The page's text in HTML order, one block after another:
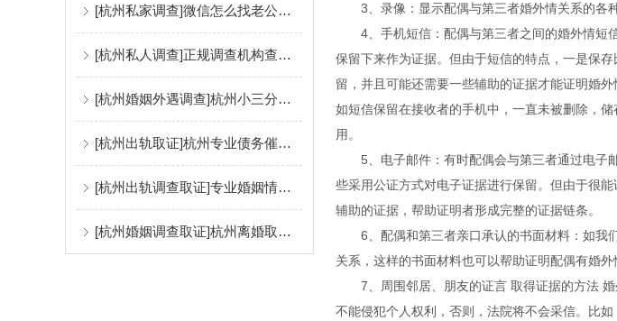
[杭州私家调查]微信怎么找老公出轨证据？
[杭州私人调查]正规调查机构查婚外情费用
[杭州婚姻外遇调查]杭州小三分离公司有用吗？
[杭州出轨取证]杭州专业债务催收：怎么合法催债？
[杭州出轨调查取证]专业婚姻情感咨询：为什么原配斗不过小三？
[杭州婚姻调查取证]杭州离婚取证公司答出轨聊天记录有效吗？
3、录像：显示配偶与第三者婚外情关系的各
4、手机短信：配偶与第三者之间的婚外情短
保留下来作为证据。但由于短信的特点，一是保
留，并且可能还需要一些辅助的证据才能证明婚
如短信保留在接收者的手机中，一直未被删除，
用。
5、电子邮件：有时配偶会与第三者通过电子
些采用公证方式对电子证据进行保留。但由于很
辅助的证据，帮助证明者形成完整的证据链条。
6、配偶和第三者亲口承认的书面材料：如我
关系，这样的书面材料也可以帮助证明配偶有婚外
7、周围邻居、朋友的证言 取得证据的方法 婚
不能侵犯个人权利，否则，法院将不会采信。比